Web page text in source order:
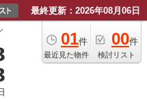
最終更新：2026年08月06日
01件
最近見た物件
00件
検討リスト